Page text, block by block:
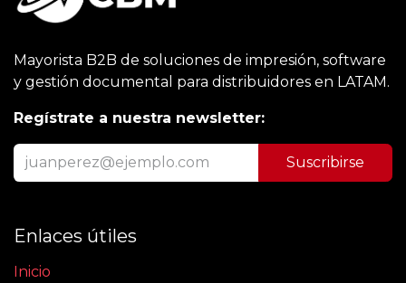
Mayorista B2B de soluciones de impresión, software
y gestión documental para distribuidores en LATAM.
Regístrate a nuestra newsletter:
Suscribirse
Enlaces útiles
Inicio